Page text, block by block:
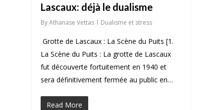
Lascaux: déjà le dualisme
ByAthanase Vettas Dualisme et stress
Grotte de Lascaux : La Scène du Puits [1.
La Scène du Puits : La grotte de Lascaux
fut découverte fortuitement en 1940 et
sera définitivement fermée au public en…
Read More
0